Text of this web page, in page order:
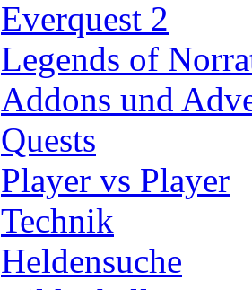
Everquest 2
Legends of
Addons und
Quests
Player vs Player
Technik
Heldensuche